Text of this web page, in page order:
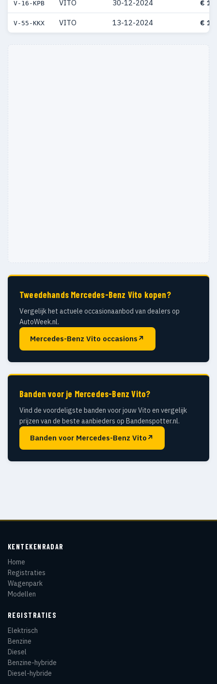
V-16-KPB VITO 30-12-2024 €
V-55-KKX VITO 13-12-2024 €
Tweedehands Mercedes-Benz Vito kopen?
Vergelijk het actuele occasionaanbod van dealers op
AutoWeek.nl.
Mercedes-Benz Vito occasions ↗
Banden voor je Mercedes-Benz Vito?
Vind de voordeligste banden voor jouw Vito en vergelijk
prijzen van de beste aanbieders op Bandenspotter.nl.
Banden voor Mercedes-Benz Vito ↗
KENTEKENRADAR
Home
Registraties
Wagenpark
Modellen
REGISTRATIES
Elektrisch
Benzine
Diesel
Benzine-hybride
Diesel-hybride